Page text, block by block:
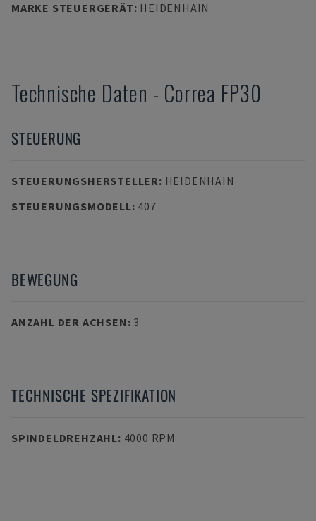
MARKE STEUERGERÄT: HEIDENHAIN
Technische Daten - Correa FP30
STEUERUNG
STEUERUNGSHERSTELLER: HEIDENHAIN
STEUERUNGSMODELL: 407
BEWEGUNG
ANZAHL DER ACHSEN: 3
TECHNISCHE SPEZIFIKATION
SPINDELDREHZAHL: 4000 RPM